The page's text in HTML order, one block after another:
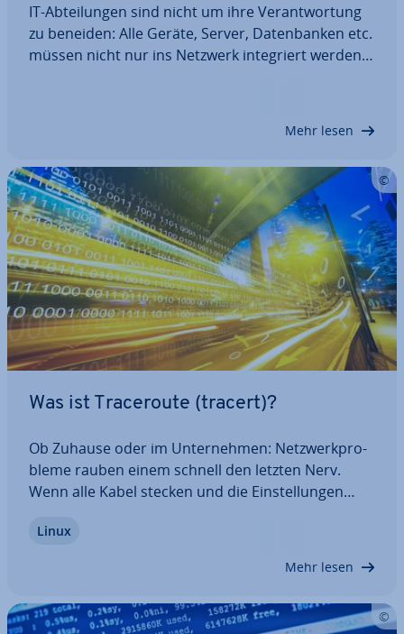
IT-Ab­tei­lun­gen sind nicht um ihre Ver­ant­wor­tung
zu beneiden: Alle Geräte, Server, Da­ten­ban­ken etc.
müssen nicht nur ins Netzwerk in­te­griert werden,
Mehr lesen
Was ist Tra­ce­rou­te (tracert)?
Ob Zuhause oder im Un­ter­neh­men: Netz­werk­pro­
ble­me rauben einem schnell den letzten Nerv.
Wenn alle Kabel stecken und die Ein­stel­lun­gen
on schnell groß. Glück­li­cher­wei­se gibt es nützliche
Linux
Mehr lesen